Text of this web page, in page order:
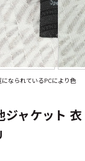
なられているPCにより色
ジャケット 衣